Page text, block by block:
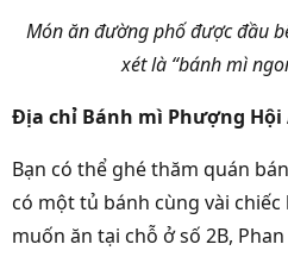
Món ăn đường phố được đầu
xét là “bánh mì
Địa chỉ Bánh mì Phượng Hội
Bạn có thể ghé thăm quán
có một tủ bánh cùng vài
muốn ăn tại chỗ ở số 2B,